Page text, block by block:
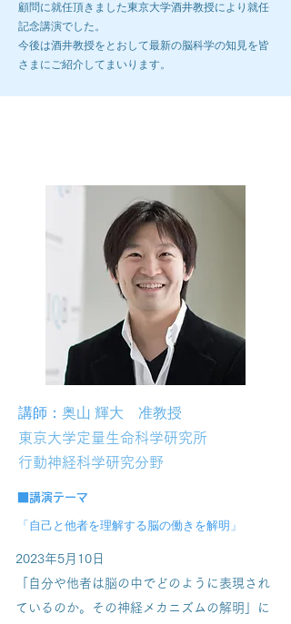
顧問に就任頂きました東京大学酒井教授により就任
記念講演でした。
​今後は酒井教授をとおして最新の脳科学の知見を皆
さまにご紹介してまいります。
講師： 奥山 輝大 准教授
東京大学定量生命科学研究所
行動神経科学研究分野
講演テーマ
「自己と他者を理解する脳の働きを解明 」
2023年5月10日
「自分や他者は脳の中でどのように表現され
ているのか。その神経メカニズムの解明」に